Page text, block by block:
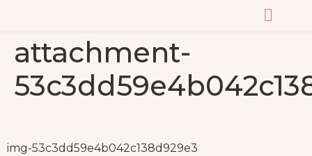
attachment-
img-53c3dd59e4b042c138d929e3